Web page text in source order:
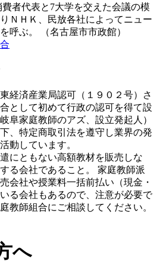
者代表と7大学を交えた会議の模
ＮＨＫ、民放各社によってニュー
呼ぶ。 （名古屋市市政館）
経済産業局認可（１９０２号）さ
として初めて行政の認可を得て設
阜家庭教師のアズ、設立発起人）
、特定商取引法を遵守し業界の発
動しています。
にともない高額教材を販売しな
る会社であること。 家庭教師派
会社や授業料一括前払い（現金・
る会社もあるので、注意が必要で
教師組合にご相談してください。
へ